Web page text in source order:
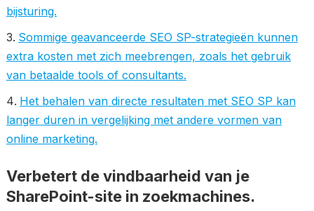
bijsturing.
Sommige geavanceerde SEO SP-strategieën kunnen
extra kosten met zich meebrengen, zoals het gebruik
van betaalde tools of consultants.
Het behalen van directe resultaten met SEO SP kan
langer duren in vergelijking met andere vormen van
online marketing.
Verbetert de vindbaarheid van je
SharePoint-site in zoekmachines.